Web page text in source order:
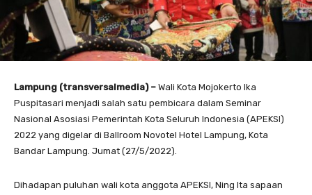
Lampung (transversalmedia) – Wali Kota Mojokerto Ika
Puspitasari menjadi salah satu pembicara dalam Seminar
Nasional Asosiasi Pemerintah Kota Seluruh Indonesia (APEKSI)
2022 yang digelar di Ballroom Novotel Hotel Lampung, Kota
Bandar Lampung. Jumat (27/5/2022).
Dihadapan puluhan wali kota anggota APEKSI, Ning Ita sapaan